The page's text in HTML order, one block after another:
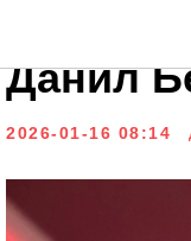
16
Данил
2026-01-16 08:14